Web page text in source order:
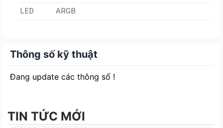
LED
ARGB
Thông số kỹ thuật
Đang update các thông số !
TIN TỨC MỚI